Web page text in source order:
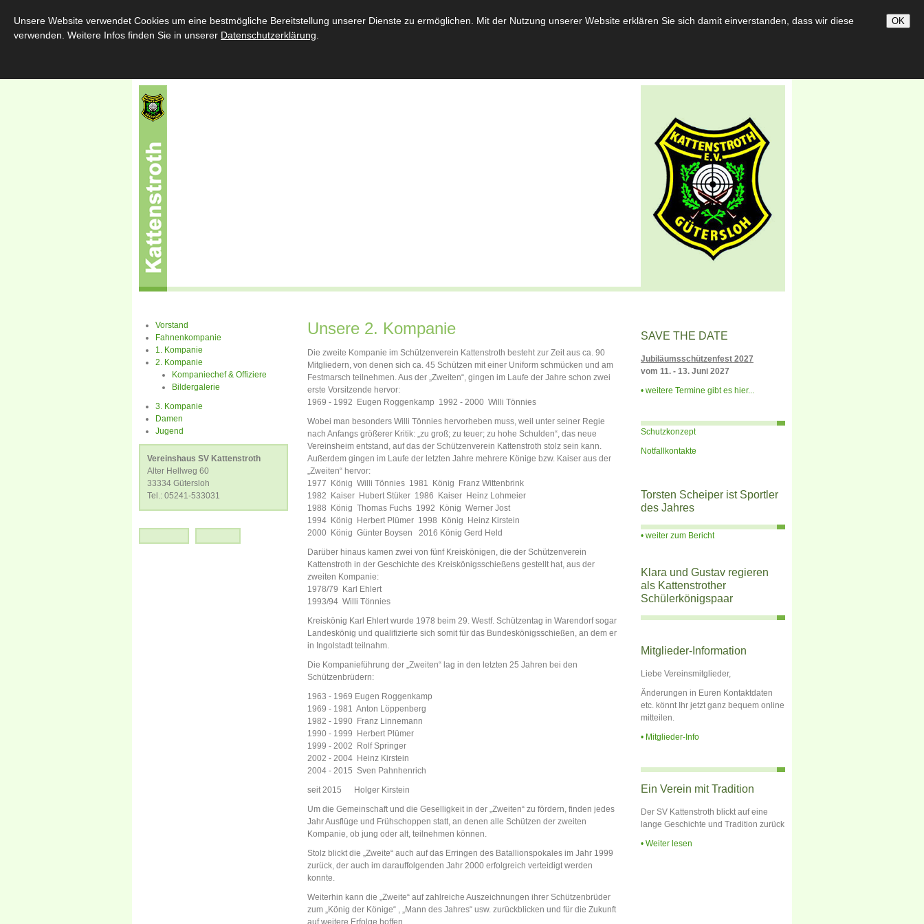
Home Über uns Schützenfest Throngemeinschaften Bataillon Schießsport Jugendarbeit Bildergalerie
Vorstand
Fahnenkompanie
1. Kompanie
2. Kompanie
Kompaniechef & Offiziere
Bildergalerie
3. Kompanie
Damen
Jugend
Vereinshaus SV Kattenstroth
Alter Hellweg 60
33334 Gütersloh
Tel.: 05241-533031
Unsere 2. Kompanie
Die zweite Kompanie im Schützenverein Kattenstroth besteht zur Zeit aus ca. 90
Mitgliedern, von denen sich ca. 45 Schützen mit einer Uniform schmücken und am
Festmarsch teilnehmen. Aus der „Zweiten“, gingen im Laufe der Jahre schon zwei
erste Vorsitzende hervor:
1969 - 1992 Eugen Roggenkamp 1992 - 2000 Willi Tönnies
Wobei man besonders Willi Tönnies hervorheben muss, weil unter seiner Regie
nach Anfangs größerer Kritik: „zu groß; zu teuer; zu hohe Schulden“, das neue
Vereinsheim entstand, auf das der Schützenverein Kattenstroth stolz sein kann.
Außerdem gingen im Laufe der letzten Jahre mehrere Könige bzw. Kaiser aus der
„Zweiten“ hervor:
1977 König Willi Tönnies 1981 König Franz Wittenbrink
1982 Kaiser Hubert Stüker 1986 Kaiser Heinz Lohmeier
1988 König Thomas Fuchs 1992 König Werner Jost
1994 König Herbert Plümer 1998 König Heinz Kirstein
2000 König Günter Boysen 2016 König Gerd Held
Darüber hinaus kamen zwei von fünf Kreiskönigen, die der Schützenverein
Kattenstroth in der Geschichte des Kreiskönigsschießens gestellt hat, aus der
zweiten Kompanie:
1978/79 Karl Ehlert
1993/94 Willi Tönnies
Kreiskönig Karl Ehlert wurde 1978 beim 29. Westf. Schützentag in Warendorf sogar
Landeskönig und qualifizierte sich somit für das Bundeskönigsschießen, an dem er
in Ingolstadt teilnahm.
Die Kompanieführung der „Zweiten“ lag in den letzten 25 Jahren bei den
Schützenbrüdern:
1963 - 1969 Eugen Roggenkamp
1969 - 1981 Anton Löppenberg
1982 - 1990 Franz Linnemann
1990 - 1999 Herbert Plümer
1999 - 2002 Rolf Springer
2002 - 2004 Heinz Kirstein
2004 - 2015 Sven Pahnhenrich
seit 2015 Holger Kirstein
Um die Gemeinschaft und die Geselligkeit in der „Zweiten“ zu fördern, finden jedes
Jahr Ausflüge und Frühschoppen statt, an denen alle Schützen der zweiten
Kompanie, ob jung oder alt, teilnehmen können.
Stolz blickt die „Zweite“ auch auf das Erringen des Batallionspokales im Jahr 1999
zurück, der auch im darauffolgenden Jahr 2000 erfolgreich verteidigt werden
konnte.
Weiterhin kann die „Zweite“ auf zahlreiche Auszeichnungen ihrer Schützenbrüder
zum „König der Könige“ , „Mann des Jahres“ usw. zurückblicken und für die Zukunft
auf weitere Erfolge hoffen.
SAVE THE DATE
Jubiläumsschützenfest 2027
vom 11. - 13. Juni 2027
weitere Termine gibt es hier...
Schutzkonzept
Notfallkontakte
Torsten Scheiper ist Sportler
des Jahres
weiter zum Bericht
Klara und Gustav regieren
als Kattenstrother
Schülerkönigspaar
Mitglieder-Information
Liebe Vereinsmitglieder,
Änderungen in Euren Kontaktdaten
etc. könnt Ihr jetzt ganz bequem online
mitteilen.
Mitglieder-Info
Ein Verein mit Tradition
Der SV Kattenstroth blickt auf eine
lange Geschichte und Tradition zurück
Weiter lesen
OK
Unsere Website verwendet Cookies um eine bestmögliche Bereitstellung unserer Dienste zu ermöglichen. Mit der Nutzung unserer Website erklären Sie sich damit einverstanden, dass wir diese
verwenden. Weitere Infos finden Sie in unserer Datenschutzerklärung